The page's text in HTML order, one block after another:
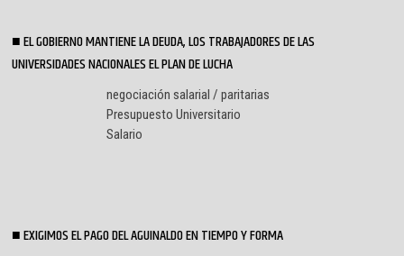
EL GOBIERNO MANTIENE LA DEUDA, LOS TRABAJADORES DE LAS
UNIVERSIDADES NACIONALES EL PLAN DE LUCHA
negociación salarial / paritarias
Presupuesto Universitario
Salario
EXIGIMOS EL PAGO DEL AGUINALDO EN TIEMPO Y FORMA